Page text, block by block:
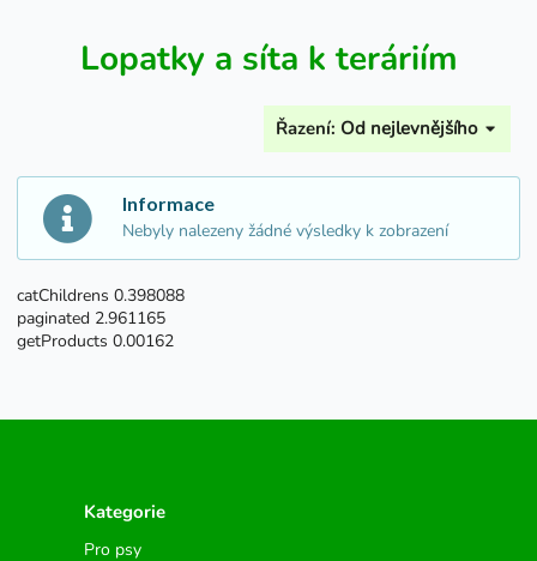
Lopatky a síta k teráriím
Řazení: Od nejlevnějšího
Informace
Nebyly nalezeny žádné výsledky k zobrazení
catChildrens 0.398088
paginated 2.961165
getProducts 0.00162
Kategorie
Pro psy